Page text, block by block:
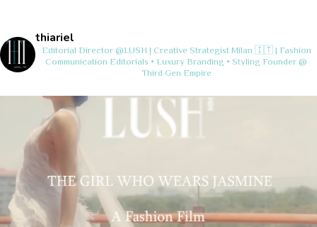
thiariel
Editorial Director @LUSH | Creative StrategistMilan 🇮🇹 | Fashion
Communication Editorials • Luxury Branding • Styling Founder @
Third Gen Empire